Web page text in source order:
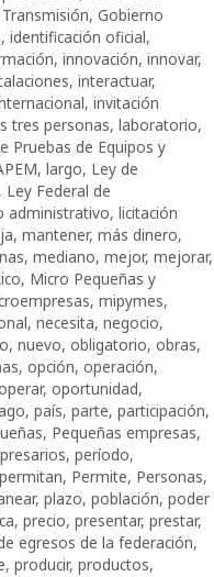
, Gobierno
, identificación oficial,
, innovación, innovar,
, interactuar,
, invitación
tres personas, laboratorio,
Pruebas de Equipos y
, largo, Ley de
, Ley Federal de
administrativo, licitación
, mantener, más dinero,
, mediano, mejor, mejorar,
, Micro Pequeñas y
, mipymes,
, necesita, negocio,
, nuevo, obligatorio, obras,
, opción, operación,
, oportunidad,
, país, parte, participación,
, Pequeñas empresas,
, período,
permitan, Permite, Personas,
, plazo, población, poder
, precio, presentar, prestar,
egresos de la federación,
, producir, productos,